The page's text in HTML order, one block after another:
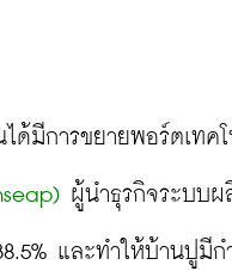
ด้มีการขยายพอร์ตเทค
ผู้นำธุรกิจระบบผ
และทำให้บ้านปู